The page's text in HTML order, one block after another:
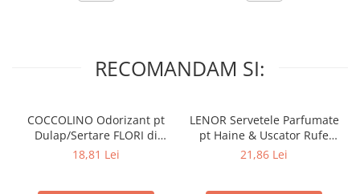
RECOMANDAM SI:
COCCOLINO Odorizant pt
Dulap/Sertare FLORI di
PRIMAVERA 3 buc
18,81 Lei
LENOR Servetele Parfumate
pt Haine & Uscator Rufe
SPRING AWAKENING 34 buc
21,86 Lei